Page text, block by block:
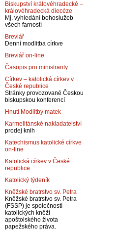
Biskupství královéhradecké –
královéhradecká diecéze
Mj. vyhledání bohoslužeb
všech farností
Breviář
Denní modlitba církve
Breviář on-line
Časopis pro ministranty
Církev – katolická církev v
České republice
Stránky provozované Českou
biskupskou konferencí
Hnutí Modlitby matek
Karmelitánské nakladatelství
prodej knih
Katechismus katolické církve
on-line
Katolická církev v České
republice
Katolický týdeník
Kněžské bratrstvo sv. Petra
Kněžské bratrstvo sv. Petra
(FSSP) je společností
katolických kněží
apoštolského života
papežského práva.